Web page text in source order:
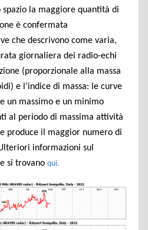
la maggiore quantità di
è confermata
che descrivono come varia,
giornaliera dei radio-echi
(proporzionale alla massa
e l’indice di massa: le curve
un massimo e un minimo
al periodo di massima attività
produce il maggior numero di
informazioni sul
si trovano qui.